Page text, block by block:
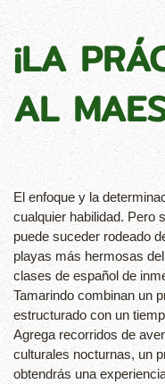
¡LA
AL
El enfoque y la
cualquier habilidad. Pero
puede suceder rodeado
playas más hermosas
clases de español de
Tamarindo combinan un
estructurado con un
Agrega recorridos de
culturales nocturnas, un
obtendrás una